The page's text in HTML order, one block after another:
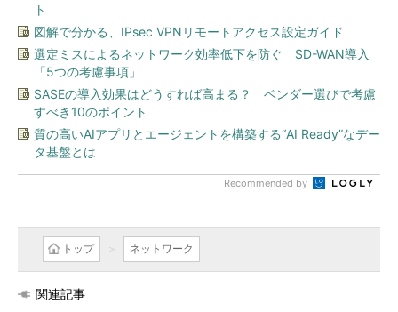
ト
図解で分かる、IPsec VPNリモートアクセス設定ガイド
選定ミスによるネットワーク効率低下を防ぐ SD-WAN導入
「5つの考慮事項」
SASEの導入効果はどうすれば高まる？ ベンダー選びで考慮
すべき10のポイント
質の高いAIアプリとエージェントを構築する“AI Ready”なデー
タ基盤とは
Recommended by
トップ ネットワーク
関連記事